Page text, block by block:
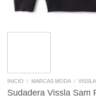
INICIO / MARCAS MODA / VISSLA
Sudadera Vissla Sam